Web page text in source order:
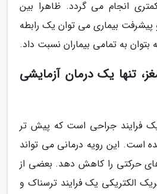
انجام می گردد. ظاهرا بین
پیشرفت بیماری می توان یک رابطه
به تمامی بیماران نسبت داد.
تنها یک درمان آزمایشی
فرایند جراحی است که پیش تر
است. این رویه درمانی می تواند
های حرکتی را کاهش دهد. بعضی از
الکتریکی یک فرایند ترسناک و